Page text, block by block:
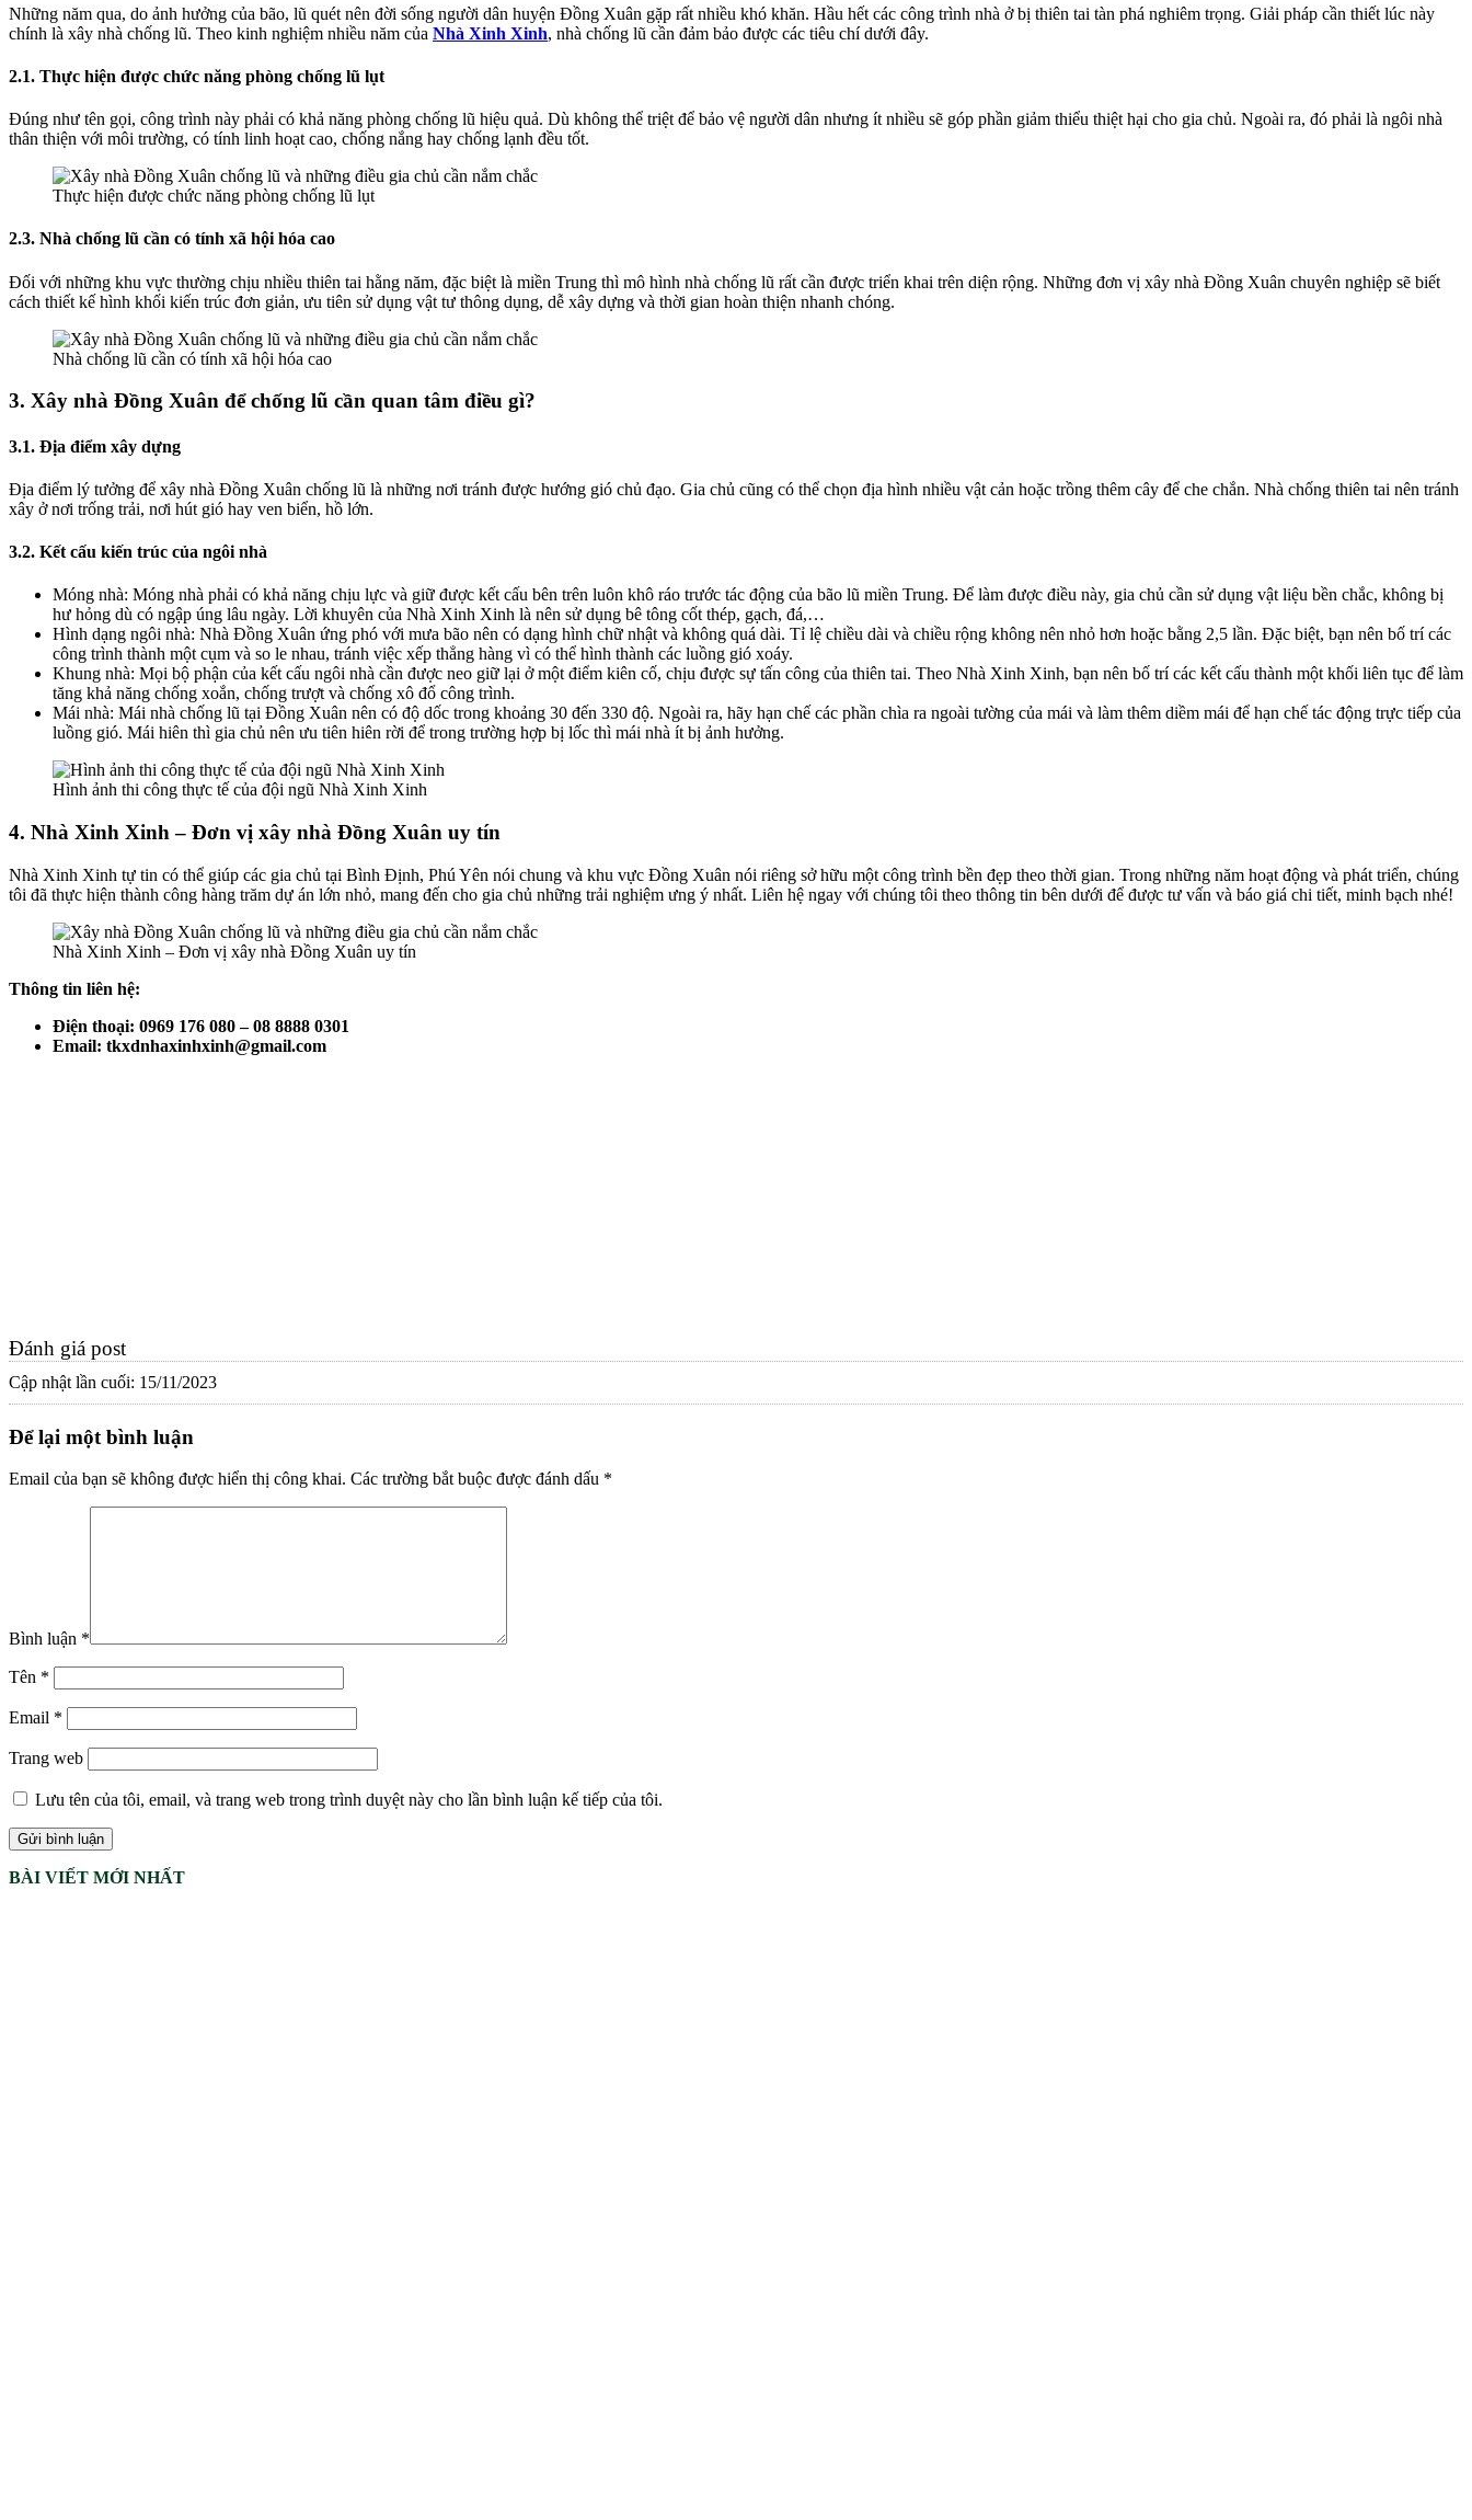
Những năm qua, do ảnh hưởng của bão, lũ quét nên đời sống người dân huyện Đồng Xuân gặp rất nhiều khó khăn. Hầu hết các công trình nhà ở bị thiên tai tàn phá nghiêm trọng. Giải pháp cần thiết lúc này
chính là xây nhà chống lũ. Theo kinh nghiệm nhiều năm của Nhà Xinh Xinh, nhà chống lũ cần đảm bảo được các tiêu chí dưới đây.
2.1. Thực hiện được chức năng phòng chống lũ lụt
Đúng như tên gọi, công trình này phải có khả năng phòng chống lũ hiệu quả. Dù không thể triệt để bảo vệ người dân nhưng ít nhiều sẽ góp phần giảm thiểu thiệt hại cho gia chủ. Ngoài ra, đó phải là ngôi nhà
thân thiện với môi trường, có tính linh hoạt cao, chống nắng hay chống lạnh đều tốt.
Thực hiện được chức năng phòng chống lũ lụt
2.3. Nhà chống lũ cần có tính xã hội hóa cao
Đối với những khu vực thường chịu nhiều thiên tai hằng năm, đặc biệt là miền Trung thì mô hình nhà chống lũ rất cần được triển khai trên diện rộng. Những đơn vị xây nhà Đồng Xuân chuyên nghiệp sẽ biết
cách thiết kế hình khối kiến trúc đơn giản, ưu tiên sử dụng vật tư thông dụng, dễ xây dựng và thời gian hoàn thiện nhanh chóng.
Nhà chống lũ cần có tính xã hội hóa cao
3. Xây nhà Đồng Xuân để chống lũ cần quan tâm điều gì?
3.1. Địa điểm xây dựng
Địa điểm lý tưởng để xây nhà Đồng Xuân chống lũ là những nơi tránh được hướng gió chủ đạo. Gia chủ cũng có thể chọn địa hình nhiều vật cản hoặc trồng thêm cây để che chắn. Nhà chống thiên tai nên tránh
xây ở nơi trống trải, nơi hút gió hay ven biển, hồ lớn.
3.2. Kết cấu kiến trúc của ngôi nhà
Móng nhà: Móng nhà phải có khả năng chịu lực và giữ được kết cấu bên trên luôn khô ráo trước tác động của bão lũ miền Trung. Để làm được điều này, gia chủ cần sử dụng vật liệu bền chắc, không bị
hư hỏng dù có ngập úng lâu ngày. Lời khuyên của Nhà Xinh Xinh là nên sử dụng bê tông cốt thép, gạch, đá,…
Hình dạng ngôi nhà: Nhà Đồng Xuân ứng phó với mưa bão nên có dạng hình chữ nhật và không quá dài. Tỉ lệ chiều dài và chiều rộng không nên nhỏ hơn hoặc bằng 2,5 lần. Đặc biệt, bạn nên bố trí các
công trình thành một cụm và so le nhau, tránh việc xếp thẳng hàng vì có thể hình thành các luồng gió xoáy.
Khung nhà: Mọi bộ phận của kết cấu ngôi nhà cần được neo giữ lại ở một điểm kiên cố, chịu được sự tấn công của thiên tai. Theo Nhà Xinh Xinh, bạn nên bố trí các kết cấu thành một khối liên tục để làm
tăng khả năng chống xoắn, chống trượt và chống xô đổ công trình.
Mái nhà: Mái nhà chống lũ tại Đồng Xuân nên có độ dốc trong khoảng 30 đến 330 độ. Ngoài ra, hãy hạn chế các phần chìa ra ngoài tường của mái và làm thêm diềm mái để hạn chế tác động trực tiếp của
luồng gió. Mái hiên thì gia chủ nên ưu tiên hiên rời để trong trường hợp bị lốc thì mái nhà ít bị ảnh hưởng.
Hình ảnh thi công thực tế của đội ngũ Nhà Xinh Xinh
4. Nhà Xinh Xinh – Đơn vị xây nhà Đồng Xuân uy tín
Nhà Xinh Xinh tự tin có thể giúp các gia chủ tại Bình Định, Phú Yên nói chung và khu vực Đồng Xuân nói riêng sở hữu một công trình bền đẹp theo thời gian. Trong những năm hoạt động và phát triển, chúng
tôi đã thực hiện thành công hàng trăm dự án lớn nhỏ, mang đến cho gia chủ những trải nghiệm ưng ý nhất. Liên hệ ngay với chúng tôi theo thông tin bên dưới để được tư vấn và báo giá chi tiết, minh bạch nhé!
Nhà Xinh Xinh – Đơn vị xây nhà Đồng Xuân uy tín
Thông tin liên hệ:
Điện thoại: 0969 176 080 – 08 8888 0301
Email: tkxdnhaxinhxinh@gmail.com
Đánh giá post
Cập nhật lần cuối: 15/11/2023
Để lại một bình luận
Email của bạn sẽ không được hiển thị công khai. Các trường bắt buộc được đánh dấu *
Bình luận *
Tên *
Email *
Trang web
Lưu tên của tôi, email, và trang web trong trình duyệt này cho lần bình luận kế tiếp của tôi.
BÀI VIẾT MỚI NHẤT